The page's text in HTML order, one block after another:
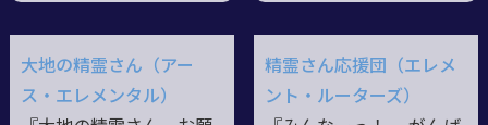
大地の精霊さん（アー
ス・エレメンタル）
精霊さん応援団（エレメ
ント・ルーターズ）